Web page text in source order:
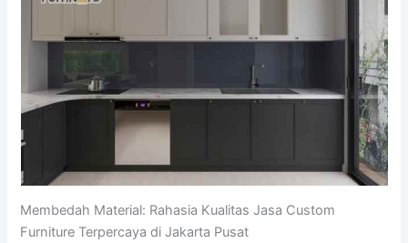
Membedah Material: Rahasia Kualitas Jasa Custom
Furniture Terpercaya di Jakarta Pusat